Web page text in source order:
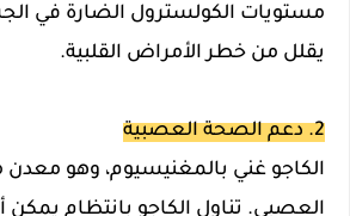
مستويات الكولسترول الضارة في
يقلل من خطر الأمراض القلبية.
2. دعم الصحة العصبية
الكاجو غني بالمغنيسيوم، وهو
العصبي. تناول الكاجو بانتظام